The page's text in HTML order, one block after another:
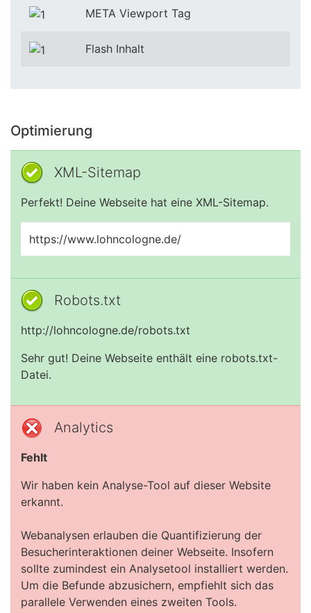
META Viewport Tag
Flash Inhalt
Optimierung
XML-Sitemap
Perfekt! Deine Webseite hat eine XML-Sitemap.
https://www.lohncologne.de/
Robots.txt
http://lohncologne.de/robots.txt
Sehr gut! Deine Webseite enthält eine robots.txt-
Datei.
Analytics
Fehlt
Wir haben kein Analyse-Tool auf dieser Website
erkannt.
Webanalysen erlauben die Quantifizierung der
Besucherinteraktionen deiner Webseite. Insofern
sollte zumindest ein Analysetool installiert werden.
Um die Befunde abzusichern, empfiehlt sich das
parallele Verwenden eines zweiten Tools.